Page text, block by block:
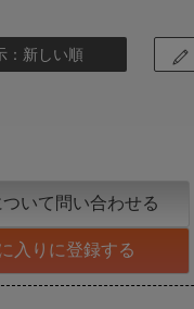
：新しい順
いて問い合わせる
入りに登録する